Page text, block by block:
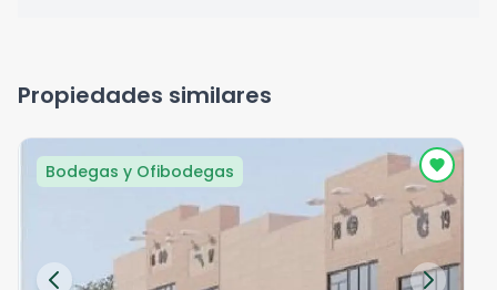
Propiedades similares
Bodegas y Ofibodegas